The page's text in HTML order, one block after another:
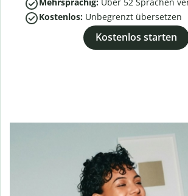
Kostenlos: Unbegrenzt übersetzen
Kostenlos starten